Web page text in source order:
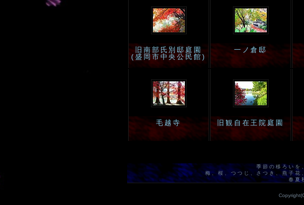
旧南部氏別邸庭園
(盛岡市中央公民館)
一ノ倉邸
毛越寺 旧観自在王院庭園
季節の移ろいを
梅、桜、つつじ、さつき、燕子花
春夏